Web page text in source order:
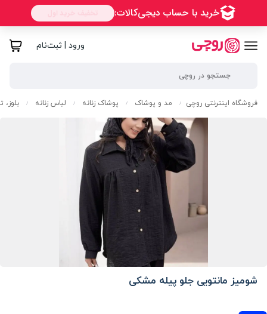
ورود | ثبت‌نام
فروشگاه اینترنتی روچی / مد و پوشاک / پوشاک زنانه / لباس زنانه /
شومیز مانتویی جلو پیله مشکی